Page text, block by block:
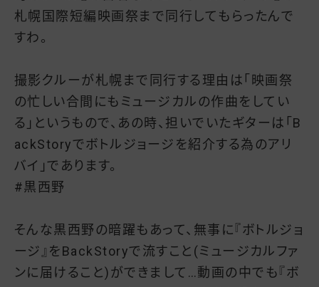
札幌国際短編映画祭まで同行してもらったんで
すわ。
撮影クルーが札幌まで同行する理由は「映画祭
の忙しい合間にもミュージカルの作曲をしてい
る」というもので、あの時、担いでいたギターは「B
ackStoryでボトルジョージを紹介する為のアリ
バイ」であります。
#黒西野
そんな黒西野の暗躍もあって、無事に『ボトルジョ
ージ』をBackStoryで流すこと(ミュージカルファ
ンに届けること)ができまして…動画の中でも『ボ